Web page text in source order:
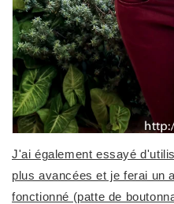
J'ai également essayé
plus avancées et je ferai un
fonctionné (patte de